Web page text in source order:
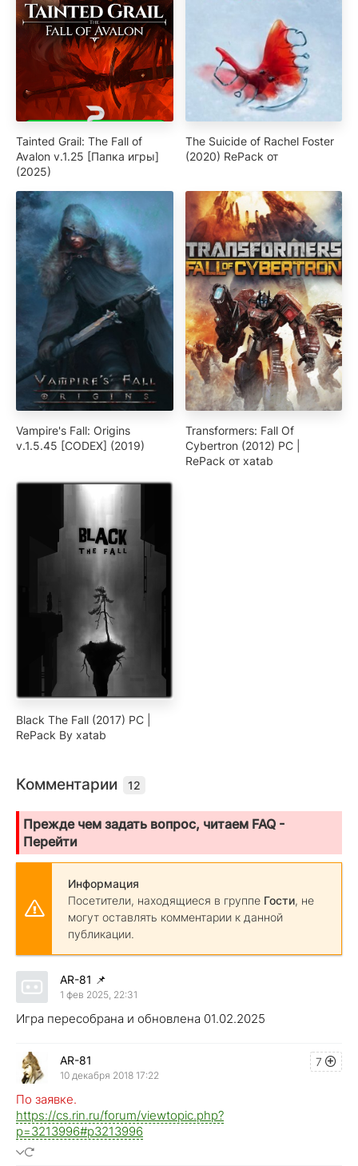
Tainted Grail: The Fall of
Avalon v.1.25 [Папка игры]
(2025)
The Suicide of Rachel Foster
(2020) RePack от
Vampire's Fall: Origins
v.1.5.45 [CODEX] (2019)
Transformers: Fall Of
Cybertron (2012) PC |
RePack от xatab
Black The Fall (2017) PC |
RePack By xatab
Комментарии 12
Прежде чем задать вопрос, читаем FAQ -
Перейти
Информация
Посетители, находящиеся в группе Гости, не
могут оставлять комментарии к данной
публикации.
AR-81 📌
1 фев 2025, 22:31
Игра пересобрана и обновлена 01.02.2025
7
AR-81
10 декабря 2018 17:22
По заявке.
https://cs.rin.ru/forum/viewtopic.php?
p=3213996#p3213996